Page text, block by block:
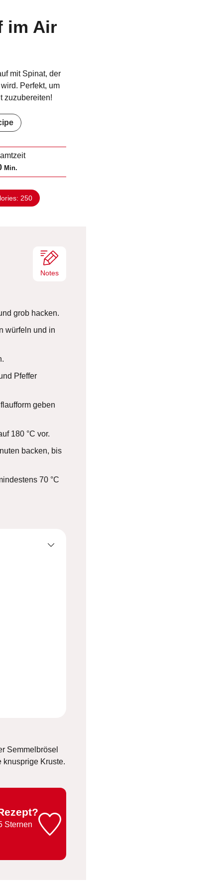
im Air
mit Spinat, der
Perfekt, um
zuzubereiten!
M
i
n
u
Min.
250
Notes
grob hacken.
würfeln und in
Pfeffer
geben
180 °C vor.
backen, bis
70 °C
Semmelbrösel
knusprige Kruste.
Sternen